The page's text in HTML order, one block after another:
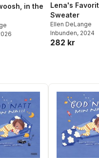
in the
Lena's
Sweater
Ellen DeLange
Inbunden, 2024
282 kr